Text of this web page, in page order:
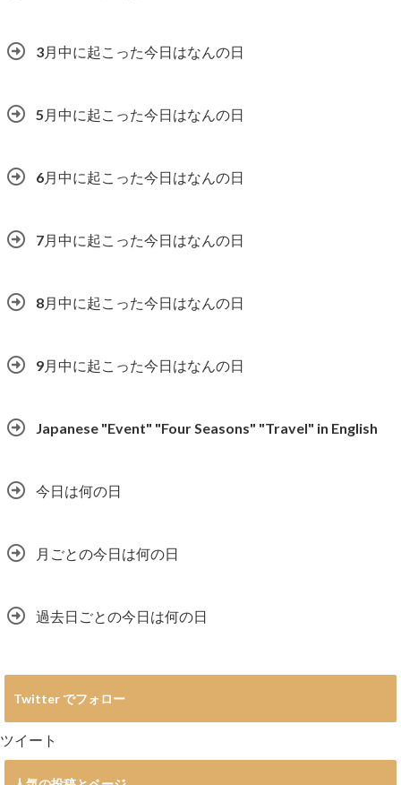
3月中に起こった今日はなんの日
5月中に起こった今日はなんの日
6月中に起こった今日はなんの日
7月中に起こった今日はなんの日
8月中に起こった今日はなんの日
9月中に起こった今日はなんの日
Japanese "Event" "Four Seasons" "Travel" in English
今日は何の日
月ごとの今日は何の日
過去日ごとの今日は何の日
Twitter でフォロー
ツイート